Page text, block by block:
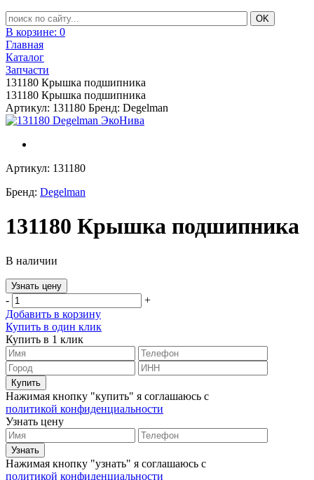
В корзине: 0
Главная
Каталог
Запчасти
131180 Крышка подшипника
131180 Крышка подшипника
Артикул: 131180 Бренд: Degelman
Артикул: 131180
Бренд: Degelman
131180 Крышка подшипника
В наличии
Узнать цену
-
+
Добавить в корзину
Купить в один клик
Купить в 1 клик
Нажимая кнопку "купить" я соглашаюсь с
политикой конфиденциальности
Узнать цену
Нажимая кнопку "узнать" я соглашаюсь с
политикой конфиденциальности